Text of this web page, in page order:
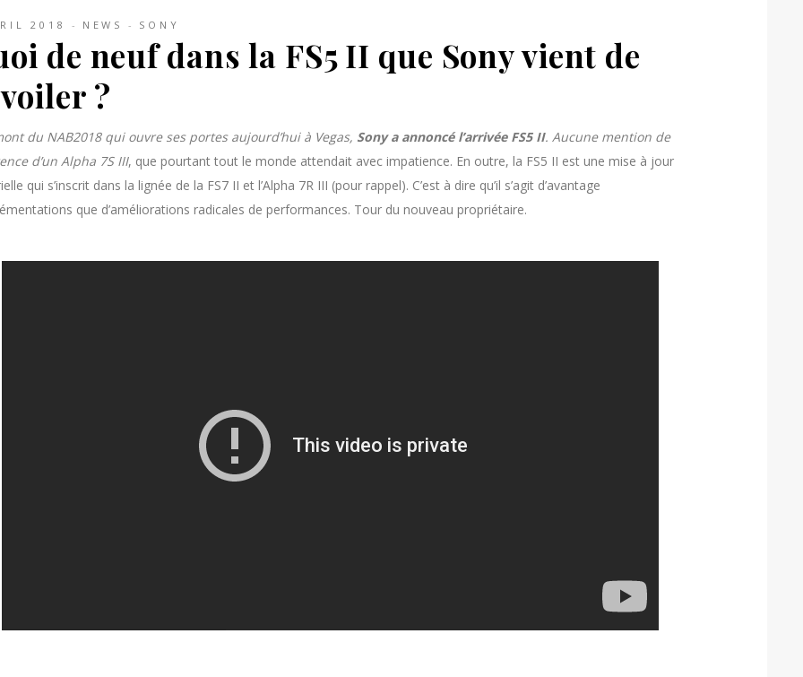
2018 NEWS SONY
de neuf dans la FS5 II que Sony vient de
?
du NAB2018 qui ouvre ses portes aujourd’hui à Vegas, Sony a annoncé l’arrivée FS5 II. Aucune mention de
d’un Alpha 7S III, que pourtant tout le monde attendait avec impatience. En outre, la FS5 II est une mise à jour
qui s’inscrit dans la lignée de la FS7 II et l’Alpha 7R III (pour rappel). C’est à dire qu’il s’agit d’avantage
que d’améliorations radicales de performances. Tour du nouveau propriétaire.